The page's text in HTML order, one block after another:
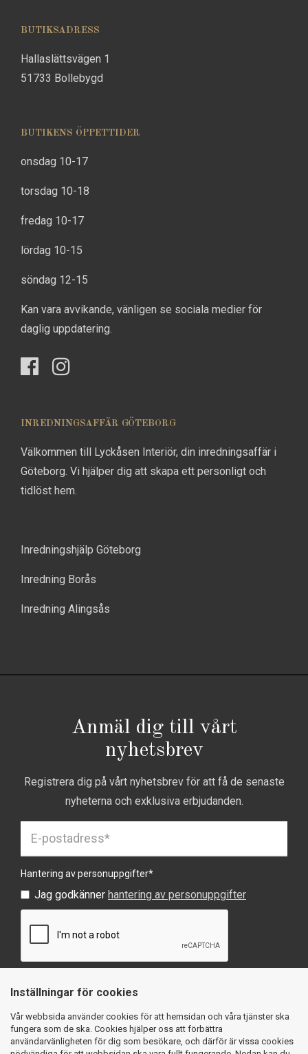
BUTIKSADRESS
Hallaslättsvägen 1
51733 Bollebygd
BUTIKENS ÖPPETTIDER
onsdag 10-17
torsdag 10-18
fredag 10-17
lördag 10-15
söndag 12-15
Kan vara avvikande, vänligen se sociala medier för
daglig uppdatering.
INREDNINGSAFFÄR GÖTEBORG
Välkommen till Lyckåsen Interiör, din inredningsaffär i
Göteborg. Vi hjälper dig att skapa ett personligt och
tidlöst hem.
Inredningshjälp Göteborg
Inredning Borås
Inredning Alingsås
Anmäl dig till vårt
nyhetsbrev
Registrera dig på vårt nyhetsbrev för att få de senaste
nyheterna och exklusiva erbjudanden.
Hantering av personuppgifter*
Jag godkänner hantering av personuppgifter
Inställningar för cookies
Vår webbsida använder cookies för att hemsidan och våra tjänster ska
fungera som de ska. Cookies hjälper oss att förbättra
användarvänligheten för dig som besökare, och därför är vissa cookies